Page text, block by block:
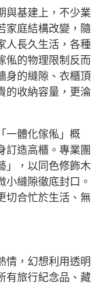
與基建上，不少業
家庭結構改變，隨
人長久生活，各種
俬的物理限制反而
身的縫隙、衣櫃頂
的收納容量，更淪
一體化傢俬」概
訂造高櫃。專業團
」，以同色修飾木
小縫隙徹底封口。
切合忙於生活、無
情，幻想利用透明
有旅行紀念品、藏